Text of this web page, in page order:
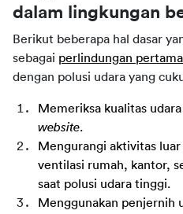
dalam lingkungan
Berikut beberapa hal dasar
sebagai perlindungan pertama
dengan polusi udara yang
website.
Mengurangi aktivitas
ventilasi rumah, kantor,
saat polusi udara tinggi.
Menggunakan penjernih